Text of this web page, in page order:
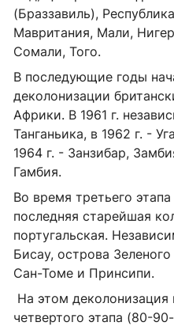
(Браззавиль),
Мавритания, Мали,
Сомали, Того.
В последующие годы
деколонизации
Африки. В 1961 г.
Танганьика, в 1962 г. -
1964 г. - Занзибар,
Гамбия.
Во время третьего
последняя старейшая
португальская.
Бисау, острова
Сан-Томе и Принсипи.
На этом
четвертого этапа (80-